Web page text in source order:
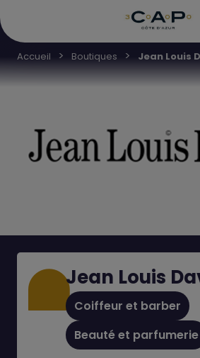
Accueil Boutiques Jean Louis
Jean Louis
Coiffeur et barber
Beauté et parfumerie